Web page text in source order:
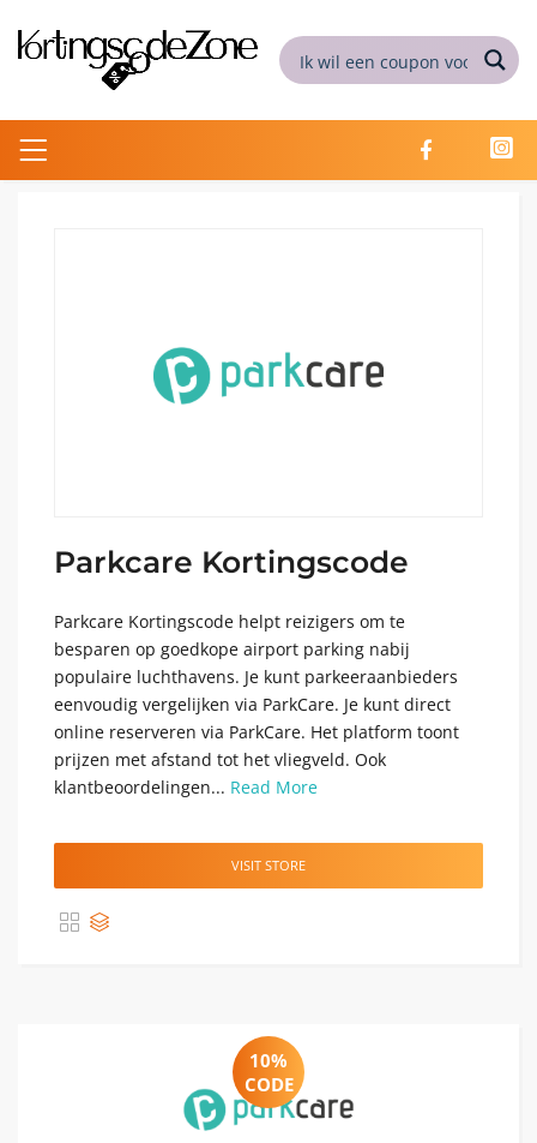
Parkcare Kortingscode
Parkcare Kortingscode helpt reizigers om te
besparen op goedkope airport parking nabij
populaire luchthavens. Je kunt parkeeraanbieders
eenvoudig vergelijken via ParkCare. Je kunt direct
online reserveren via ParkCare. Het platform toont
prijzen met afstand tot het vliegveld. Ook
klantbeoordelingen... Read More
VISIT STORE
10%
CODE